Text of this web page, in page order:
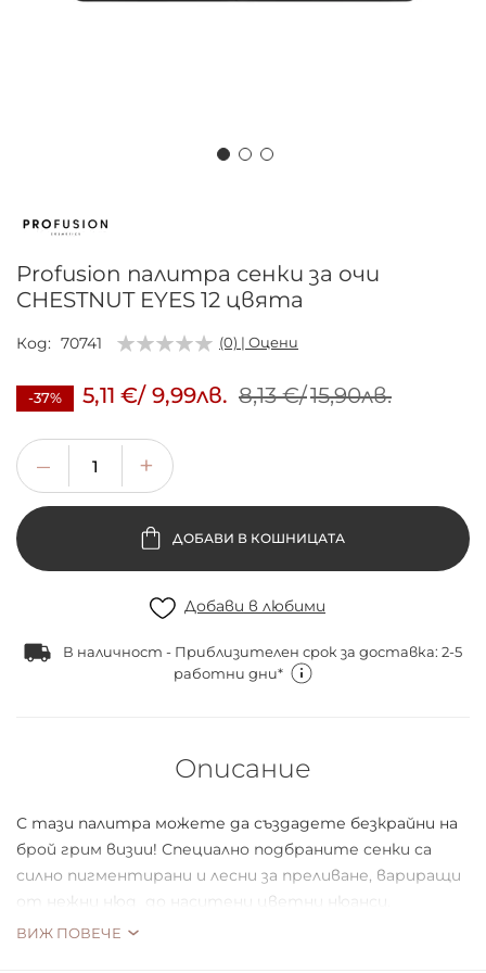
началото
галерия
със
снимки
Profusion палитра сенки за очи
CHESTNUT EYES 12 цвята
Код 70741 (0) | Оцени
-37% 5,11 €/ 9,99лв. 8,13 €/15,90лв.
ДОБАВИ В КОШНИЦАТА
Добави в любими
В наличност - Приблизителен срок за доставка: 2-5
работни дни*
Описание
С тази палитра можете да създадете безкрайни на
брой грим визии! Специално подбраните сенки са
силно пигментирани и лесни за преливане, вариращи
от нежни нюд до наситени цветни нюанси.
Палитрата е подходяща за всеки цвят кожа, както и
ВИЖ ПОВЕЧЕ